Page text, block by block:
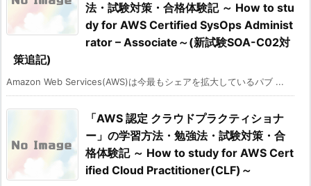
法・試験対策・合格体験記 ～ How to stu
dy for AWS Certified SysOps Administ
rator – Associate～(新試験SOA-C02対
策追記)
Amazon Web Services(AWS)は今最もシェアを拡大しているパブ ...
「AWS 認定 クラウドプラクティショナ
ー」の学習方法・勉強法・試験対策・合
格体験記 ～ How to study for AWS Cert
ified Cloud Practitioner(CLF)～